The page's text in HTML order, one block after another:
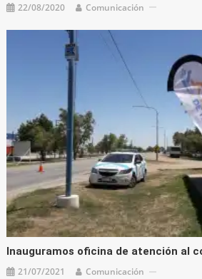
22/08/2020 Comunicación
Inauguramos oficina de atención al
21/07/2021 Comunicación